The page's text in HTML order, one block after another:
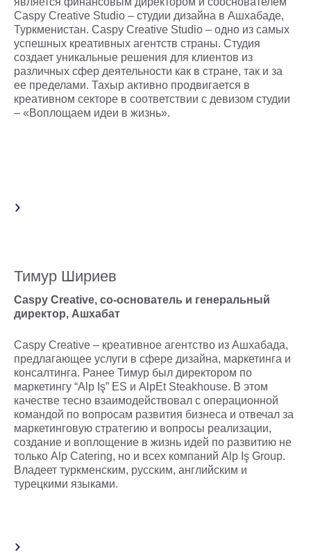
Caspy Creative Studio – студии дизайна в Ашхабаде,
Туркменистан. Caspy Creative Studio – одно из самых
успешных креативных агентств страны. Студия
создает уникальные решения для клиентов из
различных сфер деятельности как в стране, так и за
ее пределами. Тахыр активно продвигается в
креативном секторе в соответствии с девизом студии
– «Воплощаем идеи в жизнь».
Тимур Шириев
Caspy Creative, со-основатель и генеральный
директор, Ашхабат
Caspy Creative – креативное агентство из Ашхабада,
предлагающее услуги в сфере дизайна, маркетинга и
консалтинга. Ранее Тимур был директором по
маркетингу “Alp Iş” ES и AlpEt Steakhouse. В этом
качестве тесно взаимодействовал с операционной
командой по вопросам развития бизнеса и отвечал за
маркетинговую стратегию и вопросы реализации,
создание и воплощение в жизнь идей по развитию не
только Alp Catering, но и всех компаний Alp Iş Group.
Владеет туркменским, русским, английским и
турецкими языками.